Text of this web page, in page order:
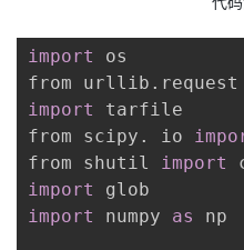
import
os
from urllib . request
import
tarfile
from scipy . io
from shutil import
import
import
numpy as np